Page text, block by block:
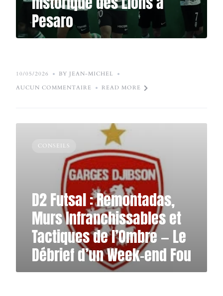
Pesaro
10/05/2026
BY JEAN-MICHEL
AUCUN COMMENTAIRE
READ MORE
CONSEILS
D2 Futsal : Remontadas,
Murs Infranchissables et
Tactiques de l’Ombre — Le
Débrief d’un Week-end Fou